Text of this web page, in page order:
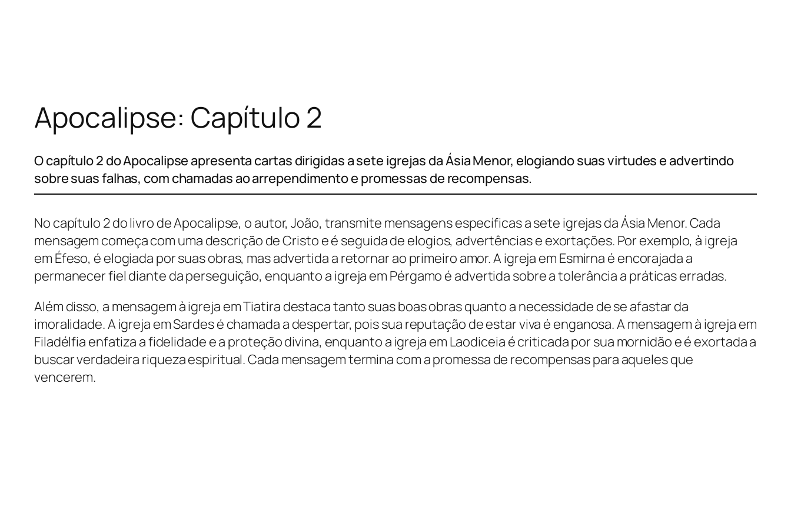
conteúdoApocalipse: Capítulo 2
O capítulo 2 do Apocalipse apresenta cartas dirigidas a sete igrejas da Ásia Menor, elogiando suas virtudes e advertindo
sobre suas falhas, com chamadas ao arrependimento e promessas de recompensas.
No capítulo 2 do livro de Apocalipse, o autor, João, transmite mensagens específicas a sete igrejas da Ásia Menor. Cada
mensagem começa com uma descrição de Cristo e é seguida de elogios, advertências e exortações. Por exemplo, à igreja
em Éfeso, é elogiada por suas obras, mas advertida a retornar ao primeiro amor. A igreja em Esmirna é encorajada a
permanecer fiel diante da perseguição, enquanto a igreja em Pérgamo é advertida sobre a tolerância a práticas erradas.
Além disso, a mensagem à igreja em Tiatira destaca tanto suas boas obras quanto a necessidade de se afastar da
imoralidade. A igreja em Sardes é chamada a despertar, pois sua reputação de estar viva é enganosa. A mensagem à igreja em
Filadélfia enfatiza a fidelidade e a proteção divina, enquanto a igreja em Laodiceia é criticada por sua mornidão e é exortada a
buscar verdadeira riqueza espiritual. Cada mensagem termina com a promessa de recompensas para aqueles que
vencerem.